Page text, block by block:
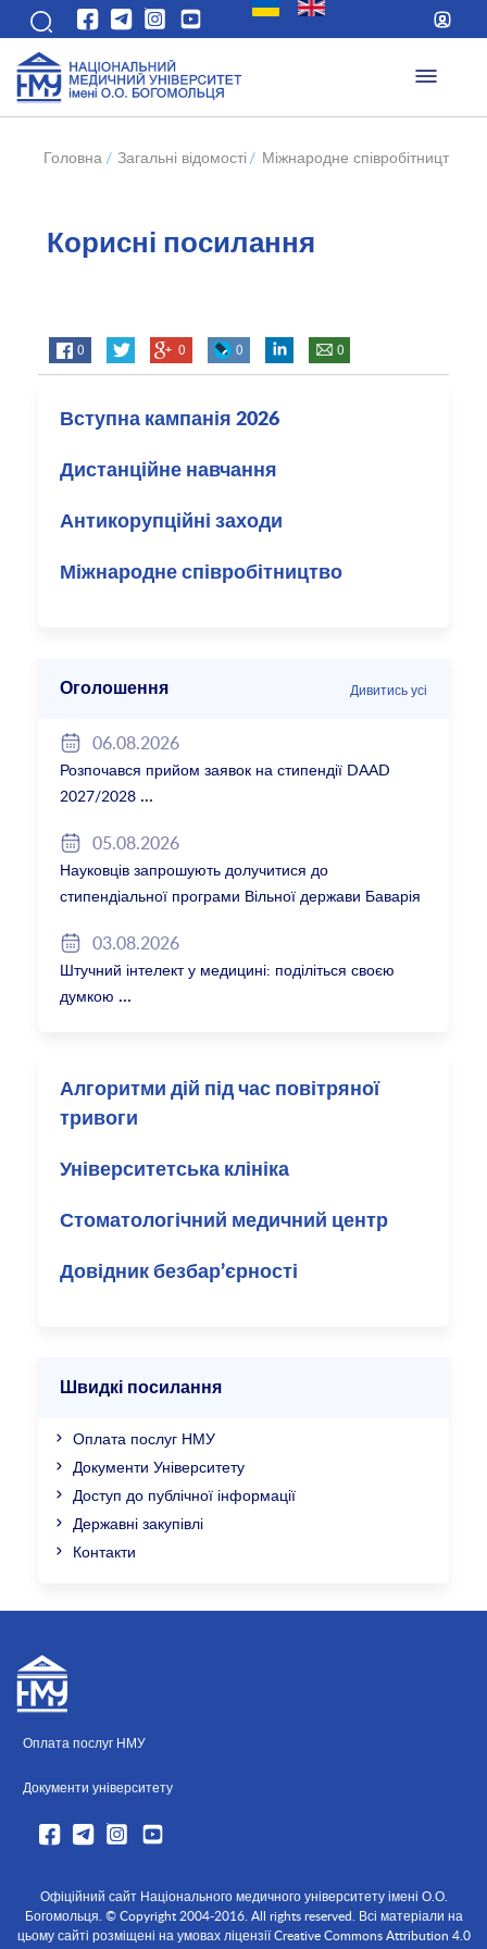
Головна / Загальні відомості / Міжнародне співробітництво
Корисні посилання
0 0 0 0
Вступна кампанія 2026
Дистанційне навчання
Антикорупційні заходи
Міжнародне співробітництво
Оголошення Дивитись усі
06.08.2026
Розпочався прийом заявок на стипендії DAAD
2027/2028
05.08.2026
Науковців запрошують долучитися до
стипендіальної програми Вільної держави Баварія
03.08.2026
Штучний інтелект у медицині: поділіться своєю
думкою
Алгоритми дій під час повітряної
тривоги
Університетська клініка
Стоматологічний медичний центр
Довідник безбар’єрності
Швидкі посилання
Оплата послуг НМУ
Документи Університету
Доступ до публічної інформації
Державні закупівлі
Контакти
Оплата послуг НМУ
Документи університету
Офіційний сайт Національного медичного університету імені О.О.
Богомольця. © Copyright 2004-2016. All rights reserved. Всі матеріали на
цьому сайті розміщені на умовах ліцензії Creative Commons Attribution 4.0